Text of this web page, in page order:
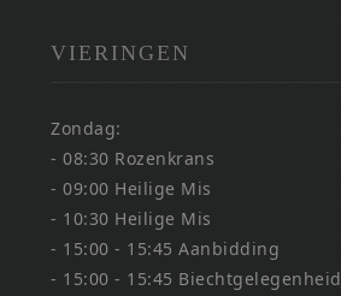
VIERINGEN
Zondag:
- 08:30 Rozenkrans
- 09:00 Heilige Mis
- 10:30 Heilige Mis
- 15:00 - 15:45 Aanbidding
- 15:00 - 15:45 Biechtgelegenheid